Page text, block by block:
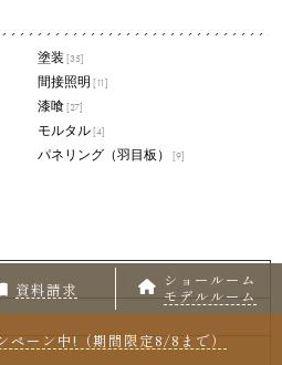
塗装 [35]
間接照明 [11]
漆喰 [27]
モルタル [4]
パネリング（羽目板） [9]
資料請求
ショールーム
モデルルーム
ペーン中!（期間限定8/8まで）